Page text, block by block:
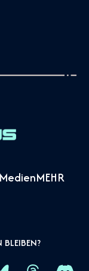
MedienMEHR